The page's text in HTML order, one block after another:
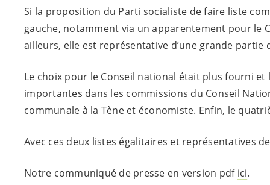
Si la proposition du Parti socialiste de faire liste
gauche, notamment via un apparentement pour le
ailleurs, elle est représentative d’une grande
Le choix pour le Conseil national était plus fourni et
importantes dans les commissions du Conseil
communale à la Tène et économiste. Enfin, le
Avec ces deux listes égalitaires et représentatives
Notre communiqué de presse en version pdf ici.